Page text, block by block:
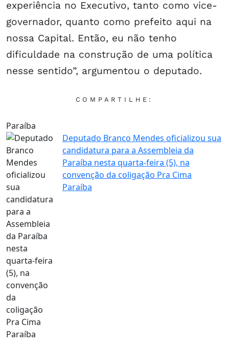
experiência no Executivo, tanto como vice-
governador, quanto como prefeito aqui na
nossa Capital. Então, eu não tenho
dificuldade na construção de uma política
nesse sentido”, argumentou o deputado.
COMPARTILHE:
Paraíba
Deputado Branco Mendes oficializou sua
candidatura para a Assembleia da
Paraíba nesta quarta-feira (5), na
convenção da coligação Pra Cima
Paraíba